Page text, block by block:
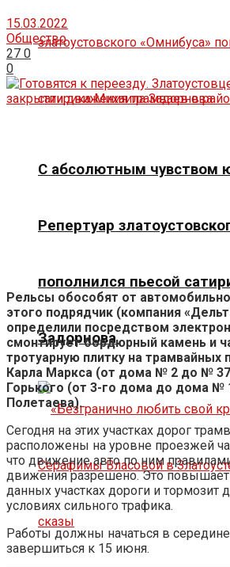
С абсолютным чувством
Репертуар
пополнился пьесой
Задорнова
15.03.2022
Общество
27 0
0
Рельсы обособят от
этого подрядчик (компания
определили посредством
смонтирует бордюрный камень и
тротуарную плитку на трамвайных
Карла Маркса (от дома № 2 до №
Горького (от 3-го дома до дома №
Полетаева).
Сегодня на этих участках дорог
расположены на уровне проезжей
что движение авто по ним
движения разрешено. Это повышает
данных участках дороги и тормозит
условиях сильного трафика.
Работы должны начаться в
завершиться к 15 июня.